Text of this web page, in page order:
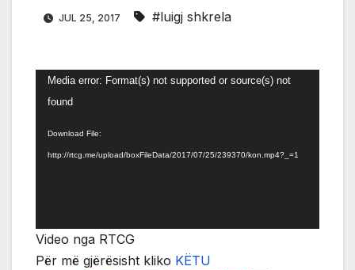
JUL 25, 2017 #luigj shkrela
Video
Player
Media error: Format(s) not supported or source(s) not
found
Download File:
http://rtcg.me/upload/boxFileData/2017/07/25/239370/kon.mp4?_=1
Video nga RTCG
Për më gjërësisht kliko KËTU